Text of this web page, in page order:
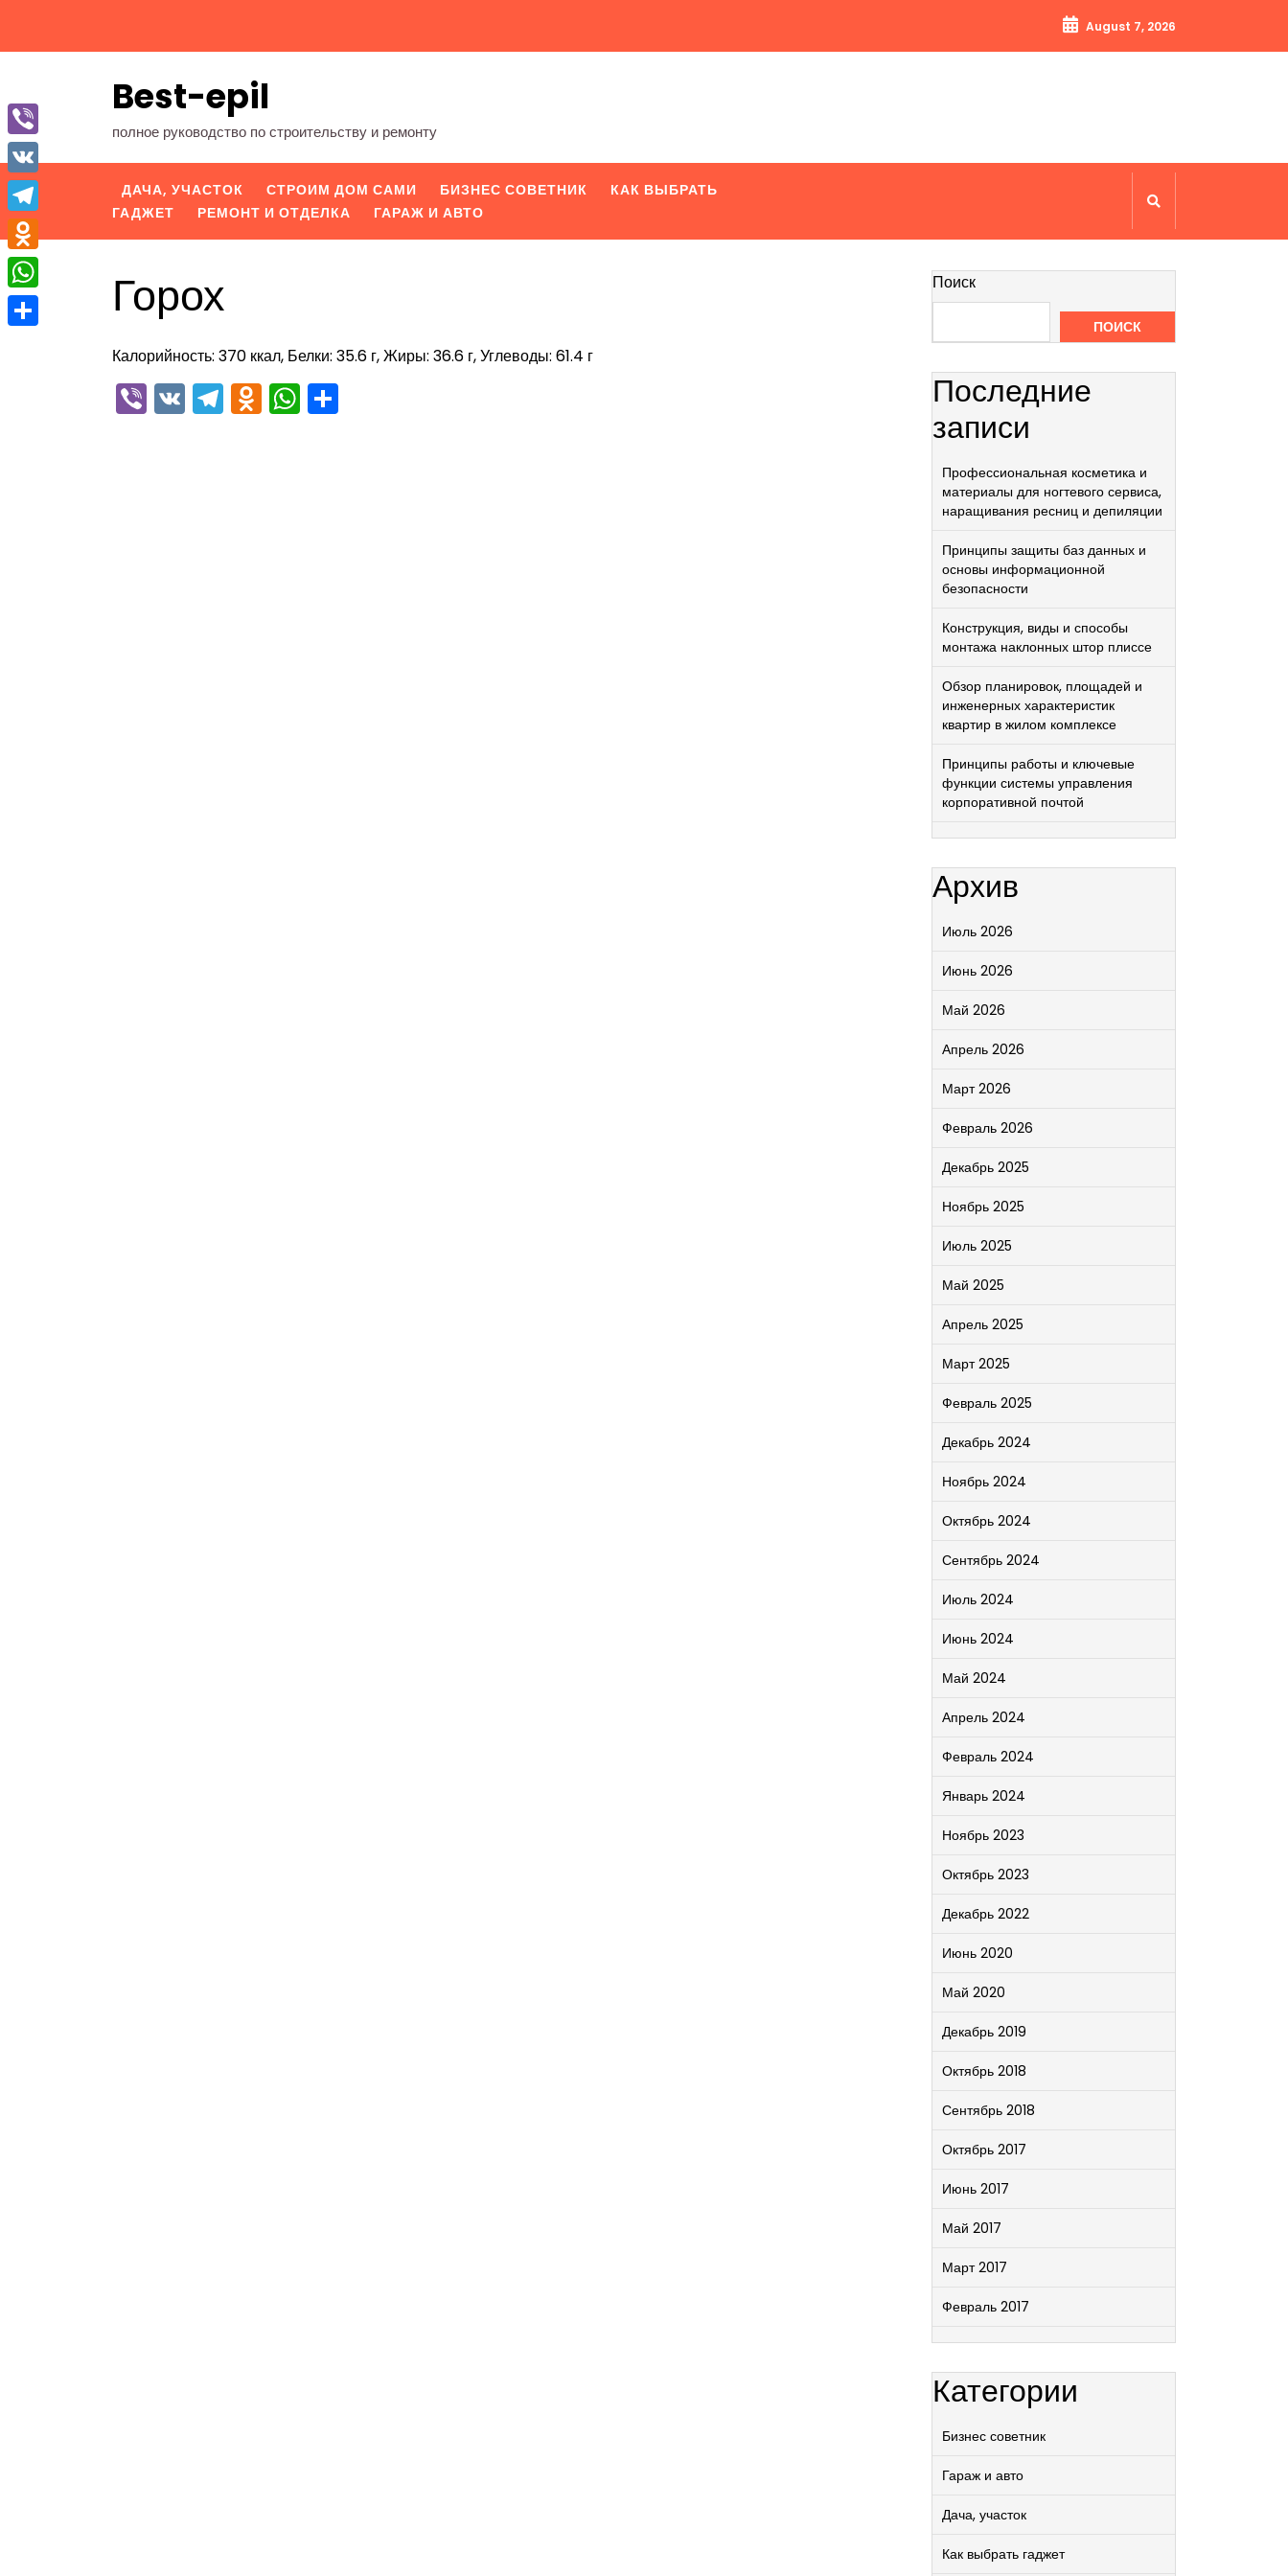
содержимому
August 7, 2026
Best-epil
полное руководство по строительству и ремонту
ДАЧА, УЧАСТОК СТРОИМ ДОМ САМИ БИЗНЕС СОВЕТНИК
КАК ВЫБРАТЬ
ГАДЖЕТ
РЕМОНТ И ОТДЕЛКА ГАРАЖ И АВТО
Горох
Калорийность: 370 ккал, Белки: 35.6 г, Жиры: 36.6 г, Углеводы: 61.4 г
Viber
VKTelegram
Odnoklassniki
WhatsApp
Поиск
ПОИСК
Последние
записи
Профессиональная косметика и
материалы для ногтевого сервиса,
наращивания ресниц и депиляции
Принципы защиты баз данных и
основы информационной
безопасности
Конструкция, виды и способы
монтажа наклонных штор плиссе
Обзор планировок, площадей и
инженерных характеристик
квартир в жилом комплексе
Принципы работы и ключевые
функции системы управления
корпоративной почтой
Архив
Июль 2026
Июнь 2026
Май 2026
Апрель 2026
Март 2026
Февраль 2026
Декабрь 2025
Ноябрь 2025
Июль 2025
Май 2025
Апрель 2025
Март 2025
Февраль 2025
Декабрь 2024
Ноябрь 2024
Октябрь 2024
Сентябрь 2024
Июль 2024
Июнь 2024
Май 2024
Апрель 2024
Февраль 2024
Январь 2024
Ноябрь 2023
Октябрь 2023
Декабрь 2022
Июнь 2020
Май 2020
Декабрь 2019
Октябрь 2018
Сентябрь 2018
Октябрь 2017
Июнь 2017
Май 2017
Март 2017
Февраль 2017
Категории
Бизнес советник
Гараж и авто
Дача, участок
Как выбрать гаджет
Viber
VK
Telegram
Odnoklassniki
WhatsApp